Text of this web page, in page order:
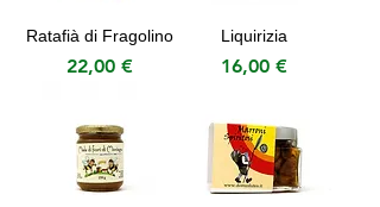
Ratafià di Fragolino
Prezzo
22,00 €
Liquirizia
Prezzo
16,00 €